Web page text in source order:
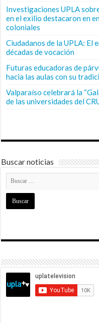
Investigaciones UPLA
en el exilio destacaron en
coloniales
Ciudadanos de la UPLA: El
décadas de vocación
Futuras educadoras de
hacia las aulas con su
Valparaíso celebrará la
de las universidades del
Buscar noticias